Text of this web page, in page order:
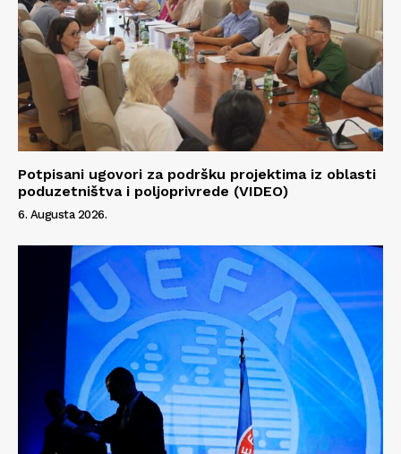
Info
O nama
Kontakt
Impressum
Potpisani ugovori za podršku projektima iz oblasti
poduzetništva i poljoprivrede (VIDEO)
6. Augusta 2026.